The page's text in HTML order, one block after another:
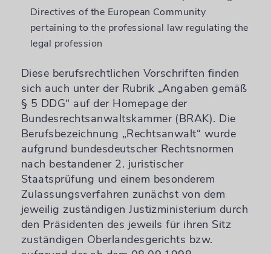
Directives of the European Community
pertaining to the professional law regulating the
legal profession
Diese berufsrechtlichen Vorschriften finden
sich auch unter der Rubrik „Angaben gemäß
§ 5 DDG“ auf der Homepage der
Bundesrechtsanwaltskammer (BRAK). Die
Berufsbezeichnung „Rechtsanwalt“ wurde
aufgrund bundesdeutscher Rechtsnormen
nach bestandener 2. juristischer
Staatsprüfung und einem besonderem
Zulassungsverfahren zunächst von dem
jeweilig zuständigen Justizministerium durch
den Präsidenten des jeweils für ihren Sitz
zuständigen Oberlandesgerichts bzw.